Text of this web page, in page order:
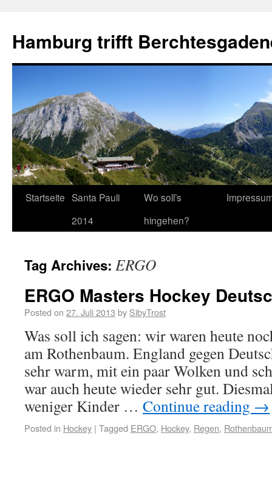
Hamburg trifft
Startseite Santa Pauli
2014
Wo soll’s
hingehen?
Tag Archives: ERGO
ERGO Masters Hockey
Posted on 27. Juli 2013 by SibyTrost
Was soll ich sagen: wir waren heute
am Rothenbaum. England gegen
sehr warm, mit ein paar Wolken und
war auch heute wieder sehr gut.
weniger Kinder … Continue reading →
Posted in Hockey | Tagged ERGO, Hockey, Regen,